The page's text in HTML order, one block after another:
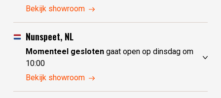
zondag
maandag
10:00 - 17:30
dinsdag
woensdag
gesloten
donderdag
10:00 - 17:30
vrijdag
Bekijk showroom
Nunspeet, NL
Momenteel geslotengaat open op dinsdag om
10:00
zondag
maandag
gesloten
Bekijk showroom